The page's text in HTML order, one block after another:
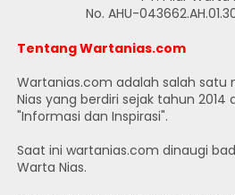
No. AHU-
Tentang Wartanias.com
Wartanias.com adalah salah satu
Nias yang berdiri sejak tahun 2014
"Informasi dan Inspirasi".
Saat ini wartanias.com dinaugi
Warta Nias.